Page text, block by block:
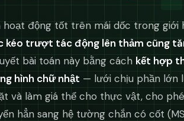
hoạt động tốt trên mái dốc trong giới
kéo trượt tác động lên thảm cũng
bài toán này bằng cách kết hợp
hình chữ nhật — lưới chịu phần lớn
và làm giá thể cho thực vật, cho
hẳn sang hệ tường chắn có cốt